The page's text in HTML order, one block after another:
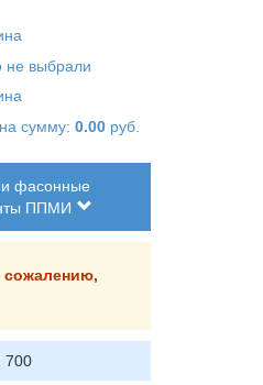
не выбрали
сумму: 0.00 руб.
фасонные
ППМИ
сожалению,
700